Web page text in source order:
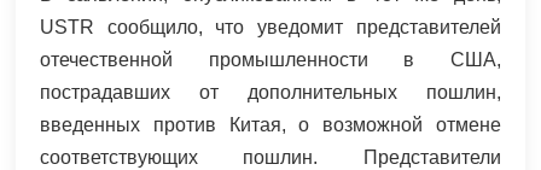
USTR сообщило, что уведомит представителей
отечественной промышленности в США,
пострадавших от дополнительных пошлин,
введенных против Китая, о возможной отмене
соответствующих пошлин. Представители